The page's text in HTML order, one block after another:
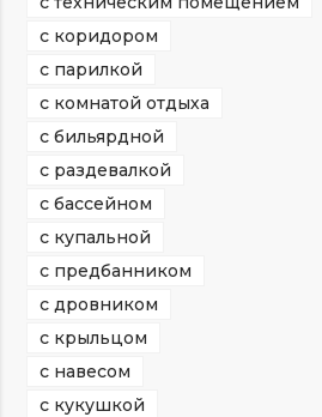
с коридором
с парилкой
с комнатой отдыха
с бильярдной
с раздевалкой
с бассейном
с купальной
с предбанником
с дровником
с крыльцом
с навесом
с кукушкой